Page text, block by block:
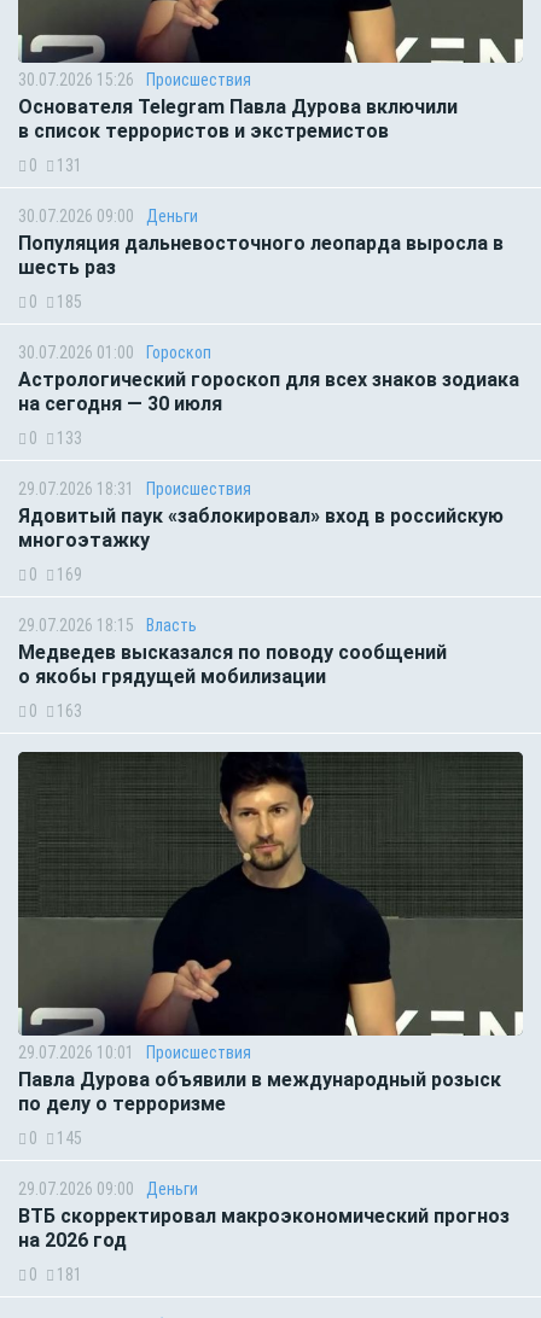
30.07.2026 15:26 Происшествия
Основателя Telegram Павла Дурова включили
в список террористов и экстремистов
0 131
30.07.2026 09:00 Деньги
Популяция дальневосточного леопарда выросла в
шесть раз
0 185
30.07.2026 01:00 Гороскоп
Астрологический гороскоп для всех знаков зодиака
на сегодня — 30 июля
0 133
29.07.2026 18:31 Происшествия
Ядовитый паук «заблокировал» вход в российскую
многоэтажку
0 169
29.07.2026 18:15 Власть
Медведев высказался по поводу сообщений
о якобы грядущей мобилизации
0 163
29.07.2026 10:01 Происшествия
Павла Дурова объявили в международный розыск
по делу о терроризме
0 145
29.07.2026 09:00 Деньги
ВТБ скорректировал макроэкономический прогноз
на 2026 год
0 181